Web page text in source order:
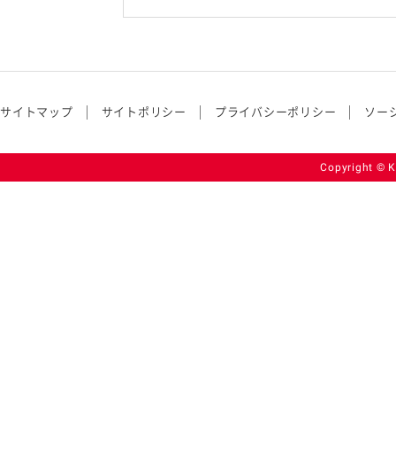
サイトマップ サイトポリシー プライバシーポリシー ソー
Copyright ©